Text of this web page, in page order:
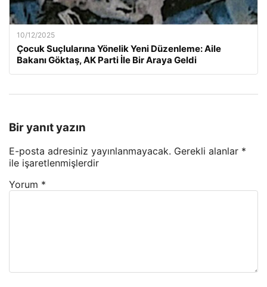
10/12/2025
Çocuk Suçlularına Yönelik Yeni Düzenleme: Aile
Bakanı Göktaş, AK Parti İle Bir Araya Geldi
Bir yanıt yazın
E-posta adresiniz yayınlanmayacak. Gerekli alanlar *
ile işaretlenmişlerdir
Yorum *